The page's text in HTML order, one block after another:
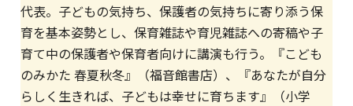
代表。子どもの気持ち、保護者の気持ちに寄り添う保
育を基本姿勢とし、保育雑誌や育児雑誌への寄稿や子
育て中の保護者や保育者向けに講演も行う。『こども
のみかた 春夏秋冬』（福音館書店）、『あなたが自分
らしく生きれば、子どもは幸せに育ちます』（小学